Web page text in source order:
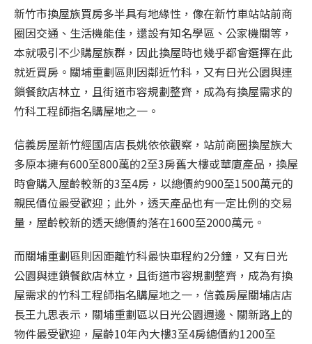
新竹市換屋族買房多半具有地緣性，像在新竹車站站前商
圈因交通、生活機能佳，還設有知名學區、公家機關等，
本就吸引不少購屋族群，因此換屋時也幾乎都會選擇在此
就近買房。關埔重劃區則因鄰近竹科，又有日光公園與連
鎖餐飲店林立，且街道市容規劃整齊，成為有換屋需求的
竹科工程師指名購屋地之一。
信義房屋新竹經國店店長姚依依觀察，站前商圈換屋族大
多原本擁有600至800萬的2至3房舊大樓或華廈產品，換屋
時會購入屋齡較新的3至4房，以總價約900至1500萬元的
親民價位最受歡迎；此外，透天產品也有一定比例的交易
量，屋齡較新的透天總價約落在1600至2000萬元。
而關埔重劃區則因距離竹科最快車程約2分鐘，又有日光
公園與連鎖餐飲店林立，且街道市容規劃整齊，成為有換
屋需求的竹科工程師指名購屋地之一，信義房屋關埔店店
長王九思表示，關埔重劃區以日光公園週邊、關新路上的
物件最受歡迎，屋齡10年內大樓3至4房總價約1200至